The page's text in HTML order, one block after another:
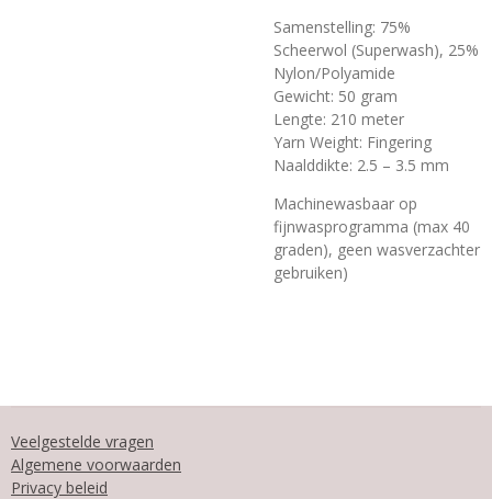
Samenstelling: 75%
Scheerwol (Superwash), 25%
Nylon/Polyamide
Gewicht: 50 gram
Lengte: 210 meter
Yarn Weight: Fingering
Naalddikte: 2.5 – 3.5 mm
Machinewasbaar op
fijnwasprogramma (max 40
graden), geen wasverzachter
gebruiken)
Veelgestelde vragen
Algemene voorwaarden
Privacy beleid